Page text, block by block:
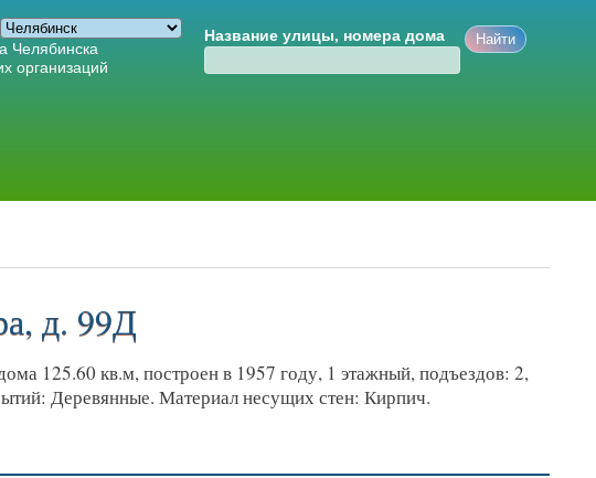
Челябинска
организаций
Название улицы, номера дома
д. 99Д
125.60 кв.м, построен в 1957 году, 1 этажный, подъездов: 2,
Деревянные. Материал несущих стен: Кирпич.